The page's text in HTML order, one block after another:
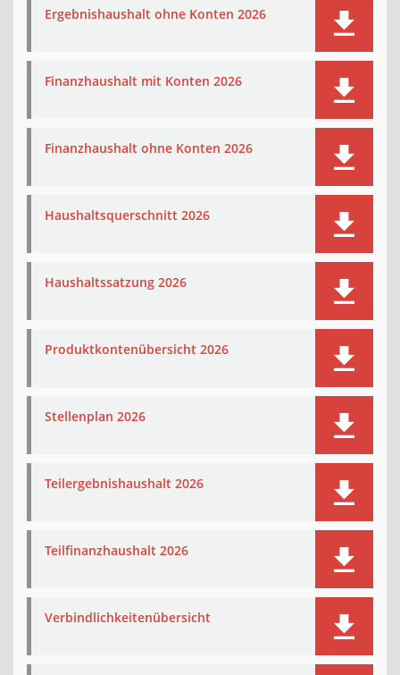
Ergebnishaushalt ohne Konten 2026
Finanzhaushalt mit Konten 2026
Finanzhaushalt ohne Konten 2026
Haushaltsquerschnitt 2026
Haushaltssatzung 2026
Produktkontenübersicht 2026
Stellenplan 2026
Teilergebnishaushalt 2026
Teilfinanzhaushalt 2026
Verbindlichkeitenübersicht